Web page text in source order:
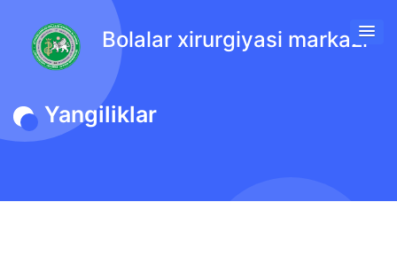
Bolalar xirurgiyasi markazi
Yangiliklar